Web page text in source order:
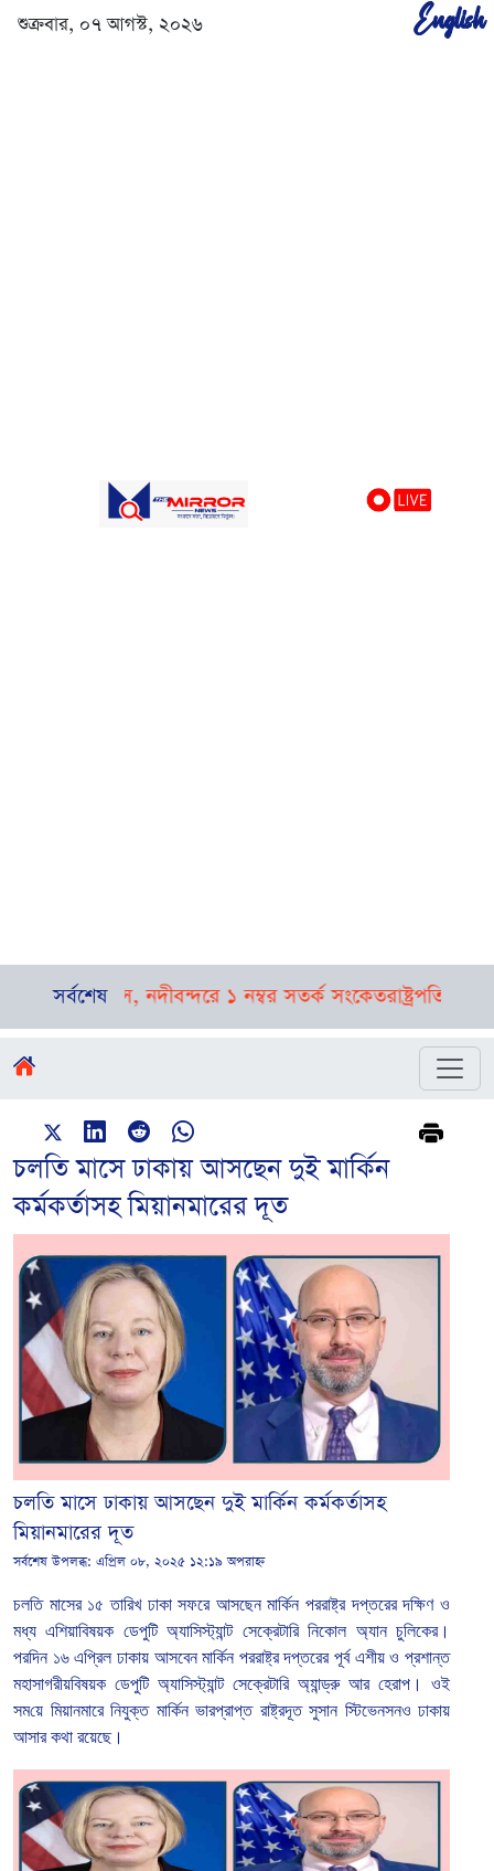
শুক্রবার, ০৭ আগস্ট, ২০২৬ English
সর্বশেষনদীবন্দরে ১ নম্বর সতর্ক সংকেতরাষ্ট্রপতি
চলতি মাসে ঢাকায় আসছেন দুই মা‌র্কিন
কর্মকর্তাসহ মিয়ানমারের দূত
চলতি মাসে ঢাকায় আসছেন দুই মা‌র্কিন কর্মকর্তাসহ
মিয়ানমারের দূত
সর্বশেষ উপলব্ধ: এপ্রিল ০৮, ২০২৫ ১২:১৯ অপরাহ্ন
চলতি মাসের ১৫ তারিখ ঢাকা সফরে আসছেন মার্কিন পররাষ্ট্র দপ্তরের দক্ষিণ ও
মধ্য এশিয়াবিষয়ক ডেপুটি অ্যাসিস্ট্যান্ট সেক্রেটারি নিকোল অ্যান চুলিকের।
পরদিন ১৬ এপ্রিল ঢাকায় আসবেন মার্কিন পররাষ্ট্র দপ্তরের পূর্ব এশীয় ও প্রশান্ত
মহাসাগরীয়বিষয়ক ডেপুটি অ্যাসিস্ট্যান্ট সেক্রেটারি অ্যান্ড্রু আর হেরাপ।
ওই
সময়ে মিয়ানমারে নিযুক্ত মার্কিন ভারপ্রাপ্ত রাষ্ট্রদূত সুসান স্টিভেনসনও ঢাকায়
আসার কথা রয়েছে।